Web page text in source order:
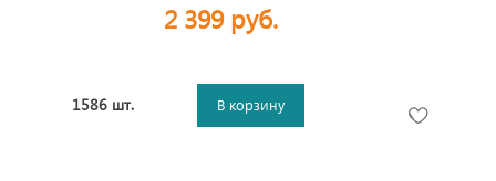
2 399 руб.
1586 шт. В корзину